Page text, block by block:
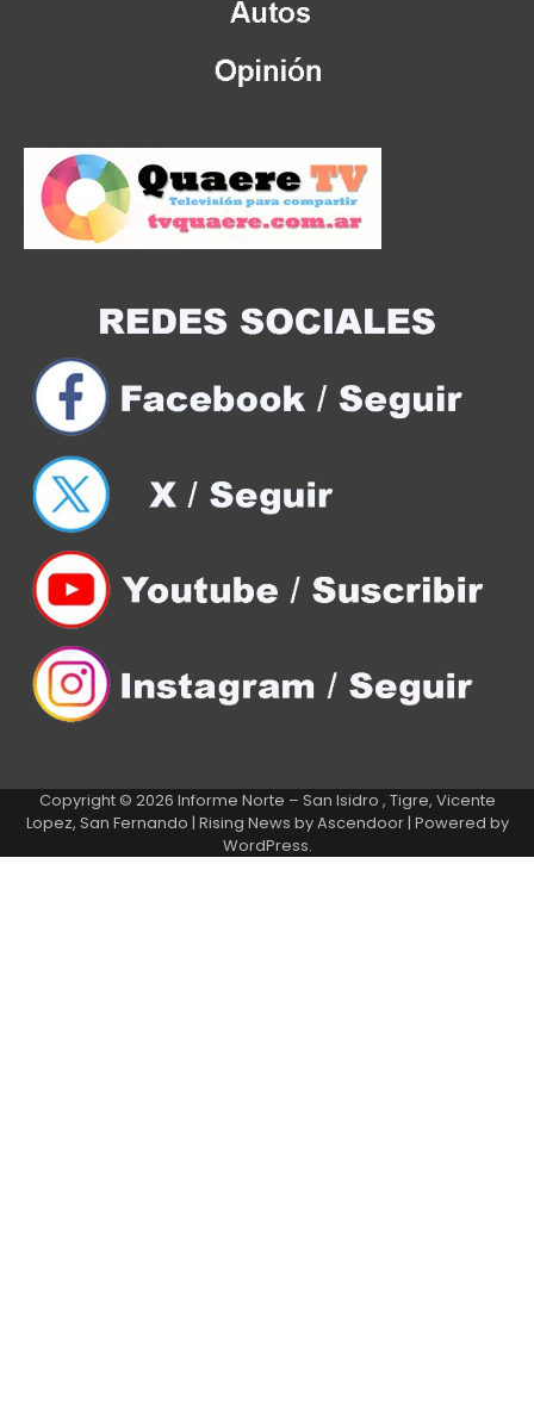
Copyright © 2026 Informe Norte – San Isidro , Tigre, Vicente
Lopez, San Fernando | Rising News byAscendoor| Powered by
WordPress.